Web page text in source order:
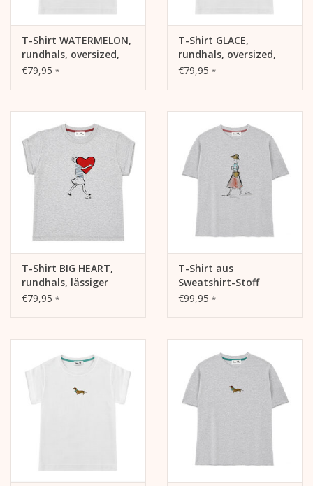
T-Shirt WATERMELON,
rundhals, oversized,
lässiger Schnitt,
€79,95 *
T-Shirt GLACE,
rundhals, oversized,
lässiger Schnitt,
€79,95 *
T-Shirt BIG HEART,
rundhals, lässiger
Schnitt, Frontdruck
€79,95 *
T-Shirt aus
Sweatshirt-Stoff
SUMMER COFFEE,
lässiger Schnitt,
Frontdruck, grau
meliert
€99,95 *